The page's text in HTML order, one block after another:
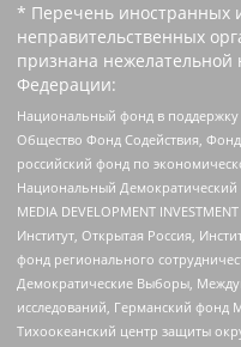
* Перечень иностранных
неправительственных
признана нежелательной
Федерации:
Национальный фонд в поддержку
Общество Фонд Содействия,
российский фонд по
Национальный
MEDIA DEVELOPMENT
Институт, Открытая Россия,
фонд регионального
Демократические Выборы,
исследований, Германский
Тихоокеанский центр защиты